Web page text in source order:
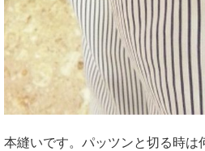
本縫いです。パッツンと切る時は